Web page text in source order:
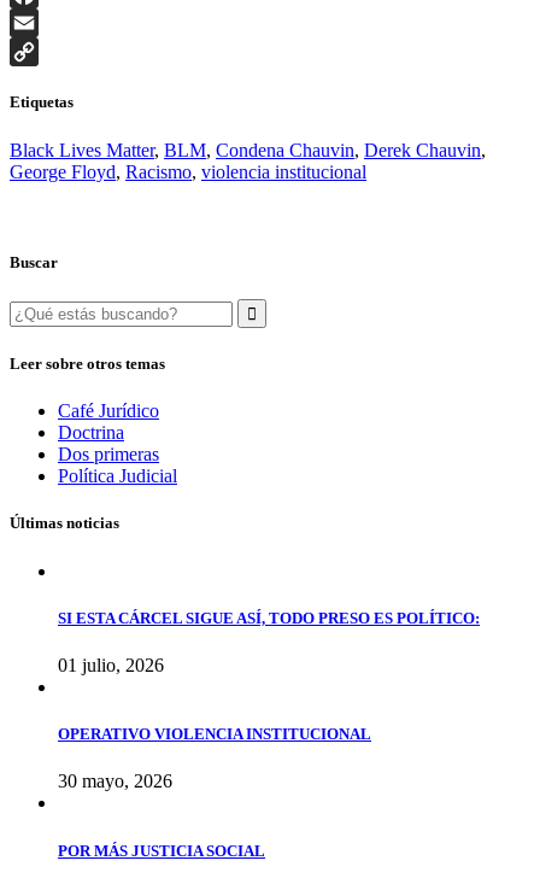
Facebook
Email
Link
Etiquetas
Black Lives Matter, BLM, Condena Chauvin, Derek Chauvin,
George Floyd, Racismo, violencia institucional
Buscar
Search
for:
Leer sobre otros temas
Café Jurídico
Doctrina
Dos primeras
Política Judicial
Últimas noticias
SI ESTA CÁRCEL SIGUE ASÍ, TODO PRESO ES POLÍTICO:
01 julio, 2026
OPERATIVO VIOLENCIA INSTITUCIONAL
30 mayo, 2026
POR MÁS JUSTICIA SOCIAL